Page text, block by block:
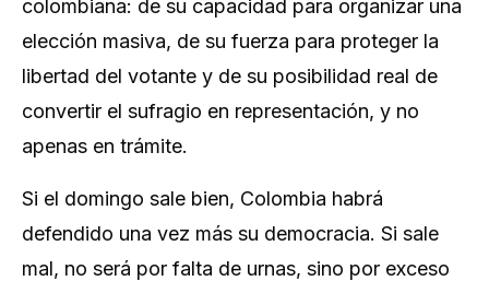
colombiana: de su capacidad para organizar una
elección masiva, de su fuerza para proteger la
libertad del votante y de su posibilidad real de
convertir el sufragio en representación, y no
apenas en trámite.
Si el domingo sale bien, Colombia habrá
defendido una vez más su democracia. Si sale
mal, no será por falta de urnas, sino por exceso